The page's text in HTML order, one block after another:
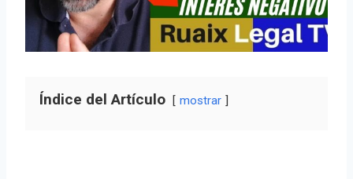
Índice del Artículo mostrar